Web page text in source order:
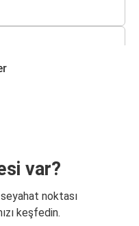
Havalimanı
var?
noktası
keşfedin.